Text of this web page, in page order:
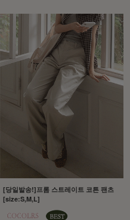
[당일발송!]프롬 스트레이트 코튼 팬츠
[size:S,M,L]